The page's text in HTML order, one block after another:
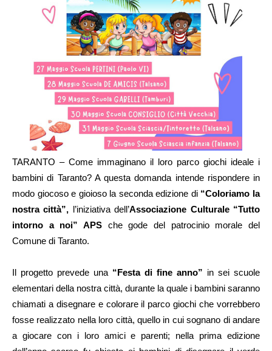
TARANTO – Come immaginano il loro parco giochi ideale i
bambini di Taranto? A questa domanda intende rispondere in
modo giocoso e gioioso la seconda edizione di “Coloriamo la
nostra città”, l’iniziativa dell’Associazione Culturale “Tutto
intorno a noi” APS che gode del patrocinio morale del
Comune di Taranto.
Il progetto prevede una “Festa di fine anno” in sei scuole
elementari della nostra città, durante la quale i bambini saranno
chiamati a disegnare e colorare il parco giochi che vorrebbero
fosse realizzato nella loro città, quello in cui sognano di andare
a giocare con i loro amici e parenti; nella prima edizione